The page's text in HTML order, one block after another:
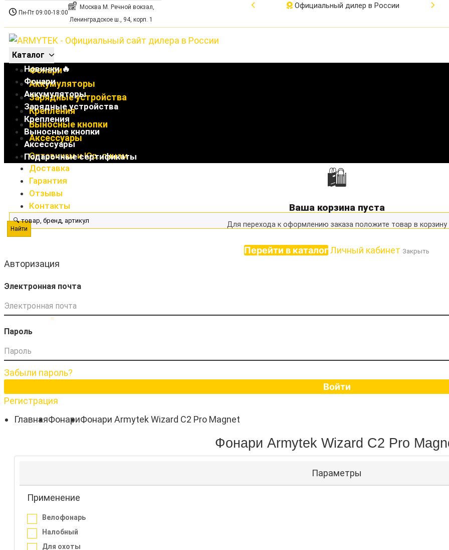
Пн-Пт 09:00-18:00
Москва М. Речной вокзал,
Ленинградское ш., 94, корп. 1
Официальный дилер в России
Каталог
Фонари
Аккумуляторы
Зарядные устройства
Крепления
Выносные кнопки
Аксессуары
Оптовикам и Юр. лицам
Доставка
Гарантия
Отзывы
Контакты
Найти
Новинки 🔥
Фонари
Аккумуляторы
Зарядные устройства
Крепления
Выносные кнопки
Аксессуары
Подарочные сертификаты
🛍
Ваша корзина пуста
Для перехода к оформлению заказа положите товар в корзину
Перейти в каталогЛичный кабинет Закрыть
Авторизация
Электронная почта
Пароль
Забыли пароль?
Войти
Регистрация
ГлавнаяФонариФонари Armytek Wizard C2 Pro Magnet
Фонари Armytek Wizard C2 Pro
Параметры
Применение
Велофонарь
Налобный
Для охоты